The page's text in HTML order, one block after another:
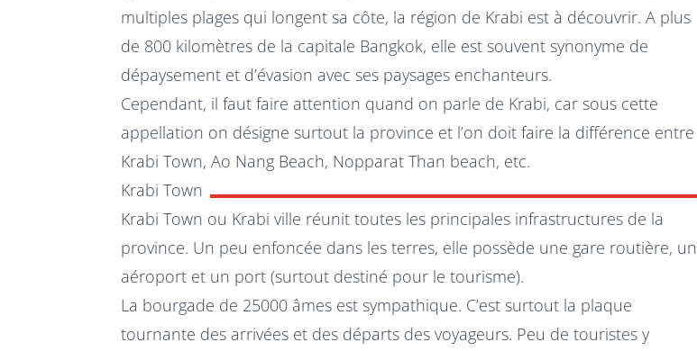
multiples plages qui longent sa côte, la région de Krabi est à découvrir. A plus
de 800 kilomètres de la capitale Bangkok, elle est souvent synonyme de
dépaysement et d’évasion avec ses paysages enchanteurs.
Cependant, il faut faire attention quand on parle de Krabi, car sous cette
appellation on désigne surtout la province et l’on doit faire la différence entre
Krabi Town, Ao Nang Beach, Nopparat Than beach, etc.
Krabi Town
Krabi Town ou Krabi ville réunit toutes les principales infrastructures de la
province. Un peu enfoncée dans les terres, elle possède une gare routière, un
aéroport et un port (surtout destiné pour le tourisme).
La bourgade de 25000 âmes est sympathique. C’est surtout la plaque
tournante des arrivées et des départs des voyageurs. Peu de touristes y